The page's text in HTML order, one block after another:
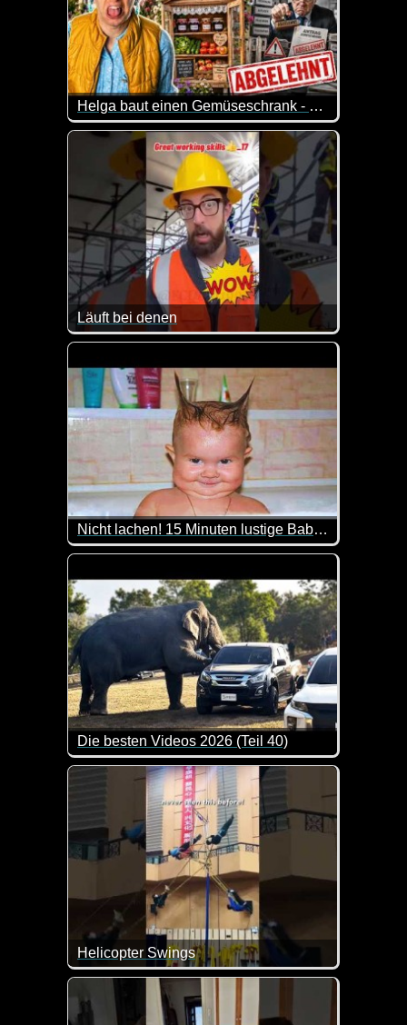
Helga baut einen Gemüseschrank - und das Amt dreht durch!
Helga hat eine eigentlich wunderschöne Idee: Ein
Doch dann kommt das Amt. Und plötzlich geht
Eine harmlose Dorfidee trifft auf deutsche
Läuft bei denen
Nicht lachen! 15 Minuten lustige Baby-Compilation
Zum internationalen Kindertag kommen hier
Die besten Videos 2026 (Teil 40)
Eine tolle Zusammenstellung von lustigen
Helicopter Swings
Die sind doch der Wahnsinn. Das habe ich vorher